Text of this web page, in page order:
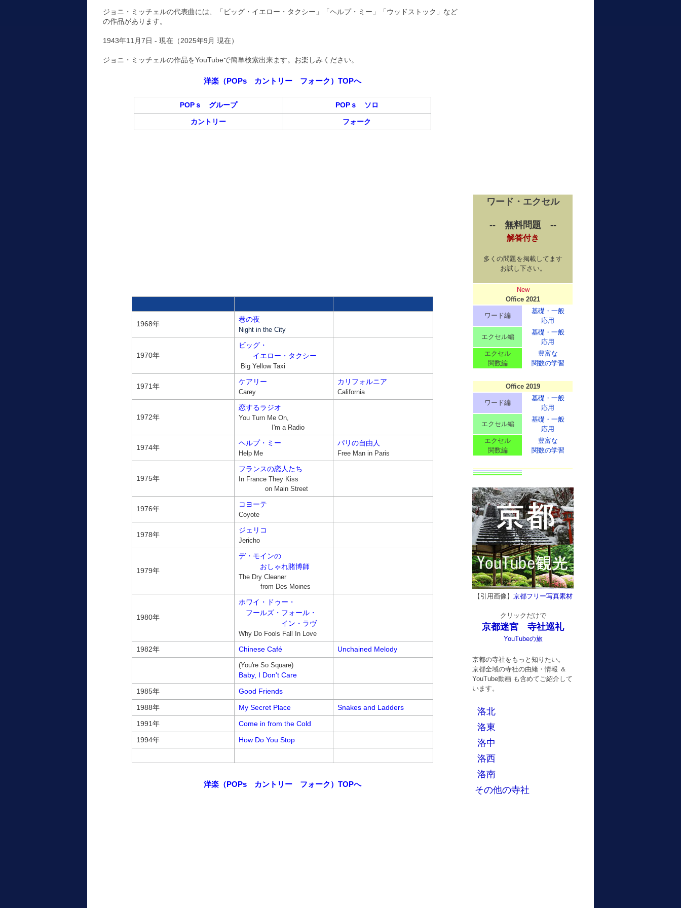
ジョニ・ミッチェルの代表曲には、「ビッグ・イエロー・タクシー」「ヘルプ・ミー」「ウッドストック」など
の作品があります。
1943年11月7日 - 現在（2025年9月 現在）
ジョニ・ミッチェルの作品をYouTubeで簡単検索出来ます。お楽しみください。
洋楽（POPs カントリー フォーク）TOPへ
POPｓ グループ POPｓ ソロ
カントリー フォーク
1968年
巷の夜
Night in the City
1970年
ビッグ・
イエロー・タクシー
Big Yellow Taxi
1971年
ケアリー
Carey
カリフォルニア
California
1972年
恋するラジオ
You Turn Me On,
I'm a Radio
1974年
ヘルプ・ミー
Help Me
パリの自由人
Free Man in Paris
1975年
フランスの恋人たち
In France They Kiss
on Main Street
1976年
コヨーテ
Coyote
1978年
ジェリコ
Jericho
1979年
デ・モインの
おしゃれ賭博師
The Dry Cleaner
from Des Moines
1980年
ホワイ・ドゥー・
フールズ・フォール・
イン・ラヴ
Why Do Fools Fall In Love
1982年 Chinese Café Unchained Melody
(You're So Square)
Baby, I Don't Care
1985年
Good Friends
1988年
My Secret Place
Snakes and Ladders
1991年
Come in from the Cold
1994年
How Do You Stop
洋楽（POPs カントリー フォーク）TOPへ
ワード・エクセル
-- 無料問題 --
解答付き
多くの問題を掲載してます
お試し下さい。
New
Office 2021
ワード編
基礎・一般
応用
エクセル編
基礎・一般
応用
エクセル
関数編
豊富な
関数の学習
Office 2019
ワード編
基礎・一般
応用
エクセル編
基礎・一般
応用
エクセル
関数編
豊富な
関数の学習
【引用画像】 京都フリー写真素材
クリックだけで
京都迷宮 寺社巡礼
YouTubeの旅
京都の寺社をもっと知りたい。
京都全域の寺社の由緒・情報 ＆
YouTube動画 も含めてご紹介して
います。
洛北
洛東
洛中
洛西
洛南
その他の寺社